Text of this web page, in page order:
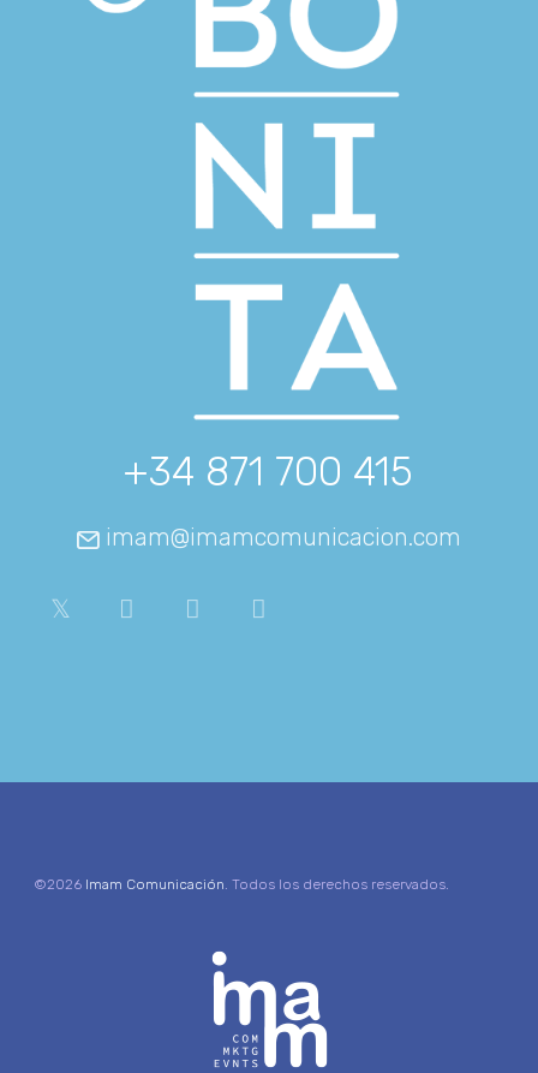
+34 871 700 415
imam@imamcomunicacion.com
©2026 Imam Comunicación. Todos los derechos reservados.